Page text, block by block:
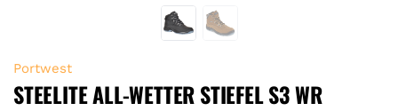
Portwest
STEELITE ALL-WETTER STIEFEL S3 WR